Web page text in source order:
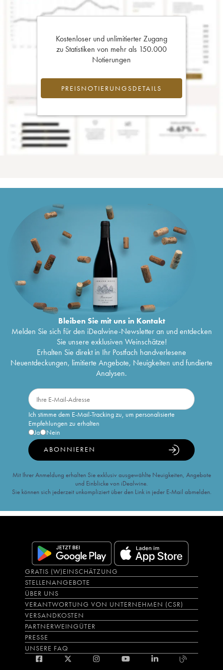
Kostenloser und unlimitierter Zugang
zu Statistiken von mehr als 150.000
Notierungen
PREISNOTIERUNGSDETAILS
Bleiben Sie mit uns in Kontakt
Melden Sie sich für den iDealwine-Newsletter an und entdecken
Sie unsere exklusiven Weinschätze!
Erhalten Sie direkt in Ihr Postfach handverlesene
Neuentdeckungen, limitierte Angebote, Neuigkeiten und fundierte
Analysen.
Ich stimme dem E-Mail-Tracking zu, um personalisierte
Empfehlungen zu erhalten
Ja
Nein
ABONNIEREN
Mit Ihrer Anmeldung erhalten Sie exklusiv ausgewählte Neuigkeiten, Angebote
und Einblicke von iDealwine.
Sie können sich jederzeit unkompliziert über den Link in jeder E-Mail abmelden.
GRATIS (W)EINSCHÄTZUNG
STELLENANGEBOTE
ÜBER UNS
VERANTWORTUNG VON UNTERNEHMEN (CSR)
VERSANDKOSTEN
PARTNERWEINGÜTER
PRESSE
UNSERE FAQ